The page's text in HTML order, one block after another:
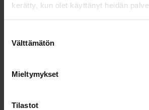
kerätty, kun olet käyttänyt heidän
valinta
Välttämätön
Mieltymykset
Tilastot